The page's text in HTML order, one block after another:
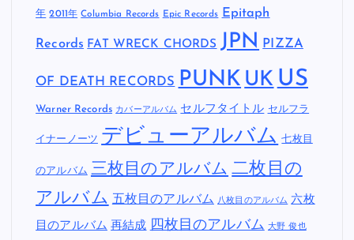
年 2011年 Columbia Records Epic Records Epitaph
Records FAT WRECK CHORDS JPN PIZZA
OF DEATH RECORDS PUNK UK US
Warner Records カバーアルバム セルフタイトル セルフラ
イナーノーツ デビューアルバム 七枚目
のアルバム 三枚目のアルバム 二枚目の
アルバム 五枚目のアルバム 八枚目のアルバム 六枚
目のアルバム 再結成 四枚目のアルバム 大野 俊也